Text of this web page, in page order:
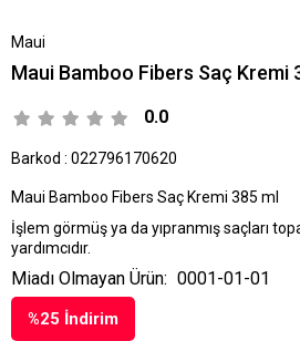
Maui
Maui Bamboo Fibers Saç Kremi
0.0
Barkod : 022796170620
Maui Bamboo Fibers Saç Kremi 385 ml
İşlem görmüş ya da yıpranmış saçları
yardımcıdır.
%25 İndirim
Miadı Olmayan Ürün: 0001-01-01